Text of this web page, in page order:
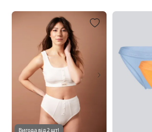
Вигода від 2 шт!